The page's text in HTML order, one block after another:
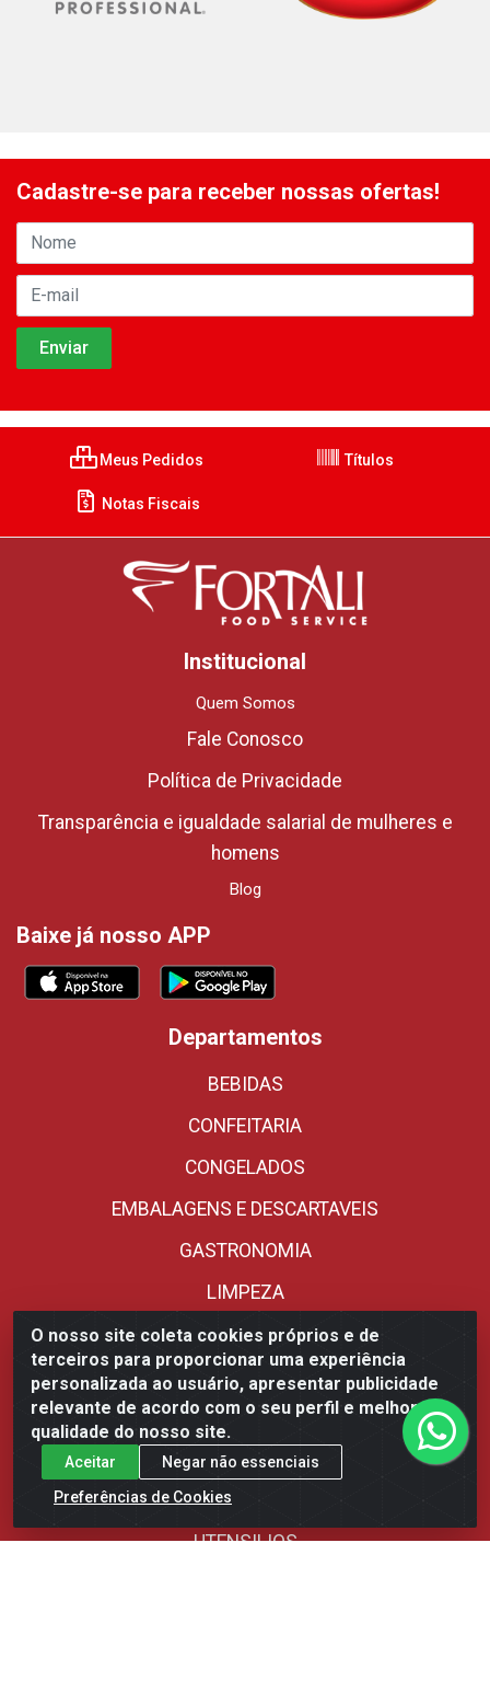
O nosso site coleta cookies próprios e de
terceiros para proporcionar uma experiência
personalizada ao usuário, apresentar publicidade
relevante de acordo com o seu perfil e melhorar a
qualidade do nosso site.
Aceitar
Negar não essenciais
Preferências de Cookies
Cadastre-se para receber nossas ofertas!
Meus Pedidos Títulos
Notas Fiscais
Institucional
Quem Somos
Fale Conosco
Política de Privacidade
Transparência e igualdade salarial de mulheres e
homens
Blog
Baixe já nosso APP
Departamentos
BEBIDAS
CONFEITARIA
CONGELADOS
EMBALAGENS E DESCARTAVEIS
GASTRONOMIA
LIMPEZA
MERCEARIA
ORIENTAL
PANIFICACAO
REFRIGERADOS
SORVETERIA
UTENSILIOS